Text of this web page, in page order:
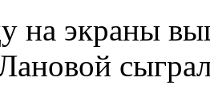
на экраны